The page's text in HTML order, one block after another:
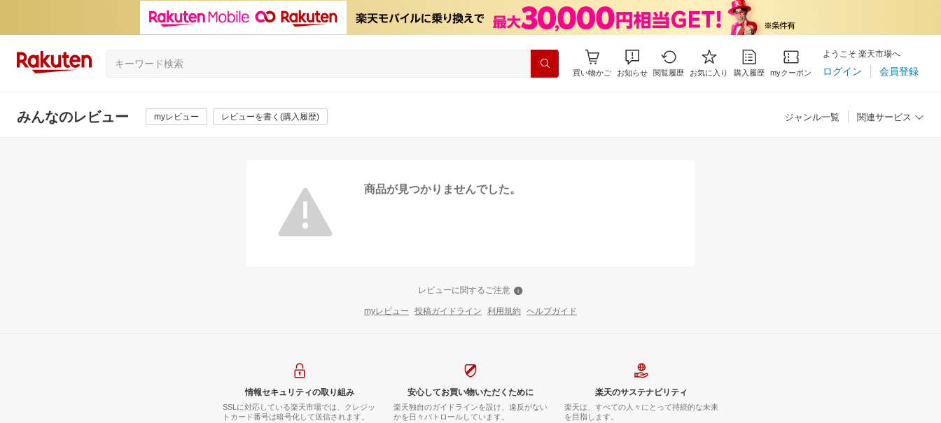
買い物かご お知らせ 閲覧履歴 お気に入り 購入履歴 myクーポン
ようこそ 楽天市場へ
ログイン 会員登録
みんなのレビュー myレビュー レビューを書く(購入履歴) ジャンル一覧 関連サービス
商品が見つかりませんでした。
レビューに関するご注意
myレビュー 投稿ガイドライン 利用規約 ヘルプガイド
情報セキュリティの取り組み
SSLに対応している楽天市場では、クレジッ
トカード番号は暗号化して送信されます。
安心してお買い物いただくために
楽天独自のガイドラインを設け、違反がない
かを日々パトロールしています。
楽天のサステナビリティ
楽天は、すべての人々にとって持続的な未来
を目指します。